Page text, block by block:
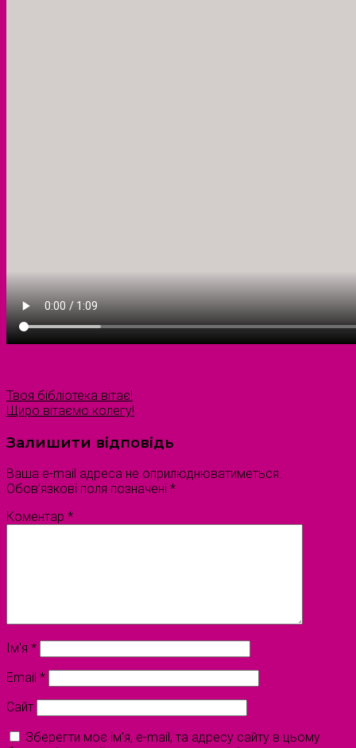
Твоя бібліотека вітає!
Щиро вітаємо колегу!
Залишити відповідь
Ваша e-mail адреса не оприлюднюватиметься.
Обов’язкові поля позначені *
Коментар *
Ім'я *
Email *
Сайт
Зберегти моє ім'я, e-mail, та адресу сайту в цьому